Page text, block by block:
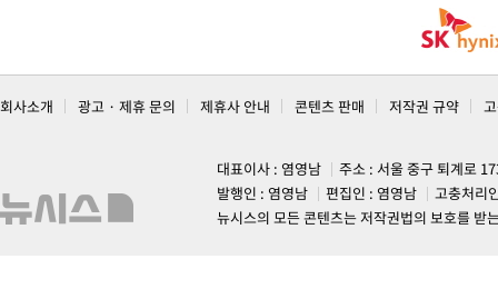
회사소개 광고 · 제휴 문의 제휴사 안내 콘텐츠 판매 저작권 규약
대표이사 : 염영남
주소 : 서울 중구 퇴계로
발행인 : 염영남
편집인 : 염영남
고충처리
뉴시스의 모든 콘텐츠는 저작권법의 보호를